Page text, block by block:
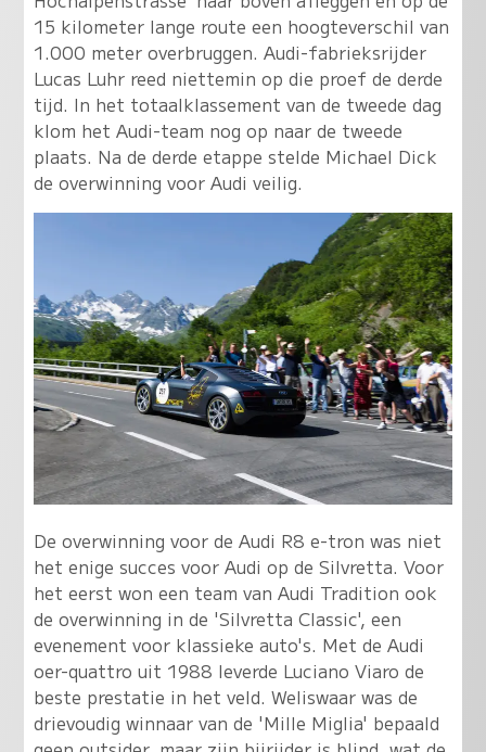
15 kilometer lange route een hoogteverschil van
1.000 meter overbruggen. Audi-fabrieksrijder
Lucas Luhr reed niettemin op die proef de derde
tijd. In het totaalklassement van de tweede dag
klom het Audi-team nog op naar de tweede
plaats. Na de derde etappe stelde Michael Dick
de overwinning voor Audi veilig.
De overwinning voor de Audi R8 e-tron was niet
het enige succes voor Audi op de Silvretta. Voor
het eerst won een team van Audi Tradition ook
de overwinning in de 'Silvretta Classic', een
evenement voor klassieke auto's. Met de Audi
oer-quattro uit 1988 leverde Luciano Viaro de
beste prestatie in het veld. Weliswaar was de
drievoudig winnaar van de 'Mille Miglia' bepaald